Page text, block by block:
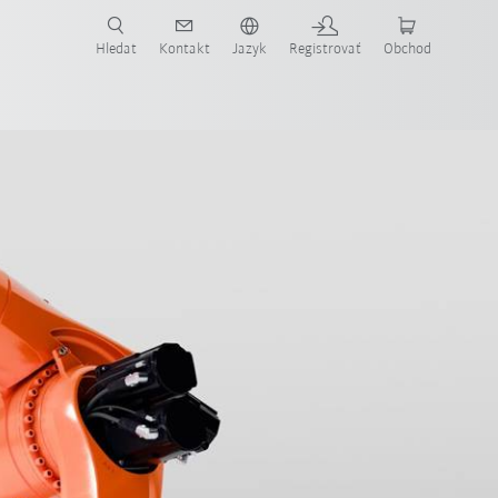
Hledat Kontakt Jazyk Registrovať Obchod